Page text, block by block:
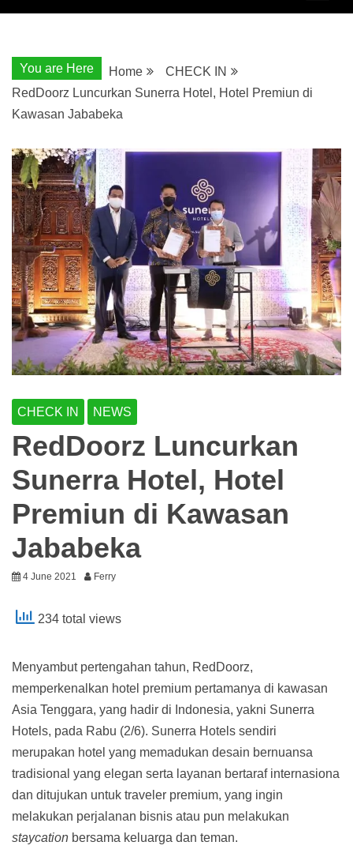
You are Here Home
CHECK IN
RedDoorz Luncurkan Sunerra Hotel, Hotel Premiun di
Kawasan Jababeka
CHECK IN NEWS
RedDoorz Luncurkan
Sunerra Hotel, Hotel
Premiun di Kawasan
Jababeka
4 June 2021 Ferry
234 total views
Menyambut pertengahan tahun, RedDoorz,
memperkenalkan hotel premium pertamanya di kawasan
Asia Tenggara, yang hadir di Indonesia, yakni Sunerra
Hotels, pada Rabu (2/6). Sunerra Hotels sendiri
merupakan hotel yang memadukan desain bernuansa
tradisional yang elegan serta layanan bertaraf internasiona
dan ditujukan untuk traveler premium, yang ingin
melakukan perjalanan bisnis atau pun melakukan
staycation bersama keluarga dan teman.